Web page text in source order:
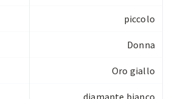
piccolo
Donna
Oro giallo
diamante bianco